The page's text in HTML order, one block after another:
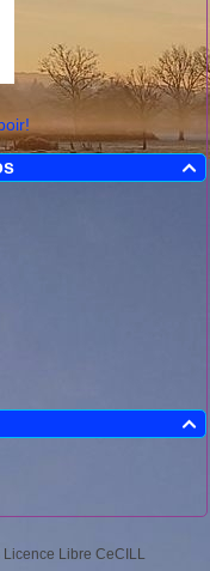


Licence Libre CeCILL